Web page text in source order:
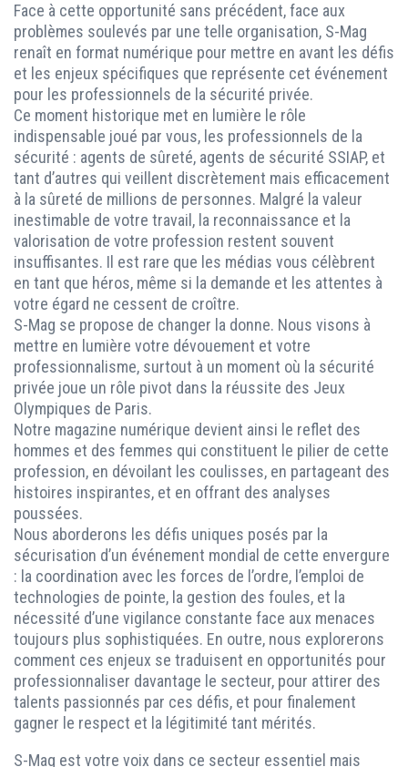
Face à cette opportunité sans précédent, face aux
problèmes soulevés par une telle organisation, S-Mag
renaît en format numérique pour mettre en avant les défis
et les enjeux spécifiques que représente cet événement
pour les professionnels de la sécurité privée.
Ce moment historique met en lumière le rôle
indispensable joué par vous, les professionnels de la
sécurité : agents de sûreté, agents de sécurité SSIAP, et
tant d’autres qui veillent discrètement mais efficacement
à la sûreté de millions de personnes. Malgré la valeur
inestimable de votre travail, la reconnaissance et la
valorisation de votre profession restent souvent
insuffisantes. Il est rare que les médias vous célèbrent
en tant que héros, même si la demande et les attentes à
votre égard ne cessent de croître.
S-Mag se propose de changer la donne. Nous visons à
mettre en lumière votre dévouement et votre
professionnalisme, surtout à un moment où la sécurité
privée joue un rôle pivot dans la réussite des Jeux
Olympiques de Paris.
Notre magazine numérique devient ainsi le reflet des
hommes et des femmes qui constituent le pilier de cette
profession, en dévoilant les coulisses, en partageant des
histoires inspirantes, et en offrant des analyses
poussées.
Nous aborderons les défis uniques posés par la
sécurisation d’un événement mondial de cette envergure
: la coordination avec les forces de l’ordre, l’emploi de
technologies de pointe, la gestion des foules, et la
nécessité d’une vigilance constante face aux menaces
toujours plus sophistiquées. En outre, nous explorerons
comment ces enjeux se traduisent en opportunités pour
professionnaliser davantage le secteur, pour attirer des
talents passionnés par ces défis, et pour finalement
gagner le respect et la légitimité tant mérités.
S-Mag est votre voix dans ce secteur essentiel mais